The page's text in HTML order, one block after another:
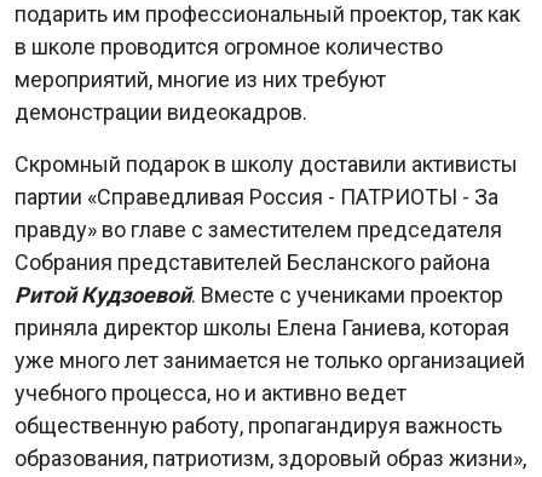
подарить им профессиональный проектор, так как
в школе проводится огромное количество
мероприятий, многие из них требуют
демонстрации видеокадров.
Скромный подарок в школу доставили активисты
партии «Справедливая Россия - ПАТРИОТЫ - За
правду» во главе с заместителем председателя
Собрания представителей Бесланского района
Ритой Кудзоевой. Вместе с учениками проектор
приняла директор школы Елена Ганиева, которая
уже много лет занимается не только организацией
учебного процесса, но и активно ведет
общественную работу, пропагандируя важность
образования, патриотизм, здоровый образ жизни»,